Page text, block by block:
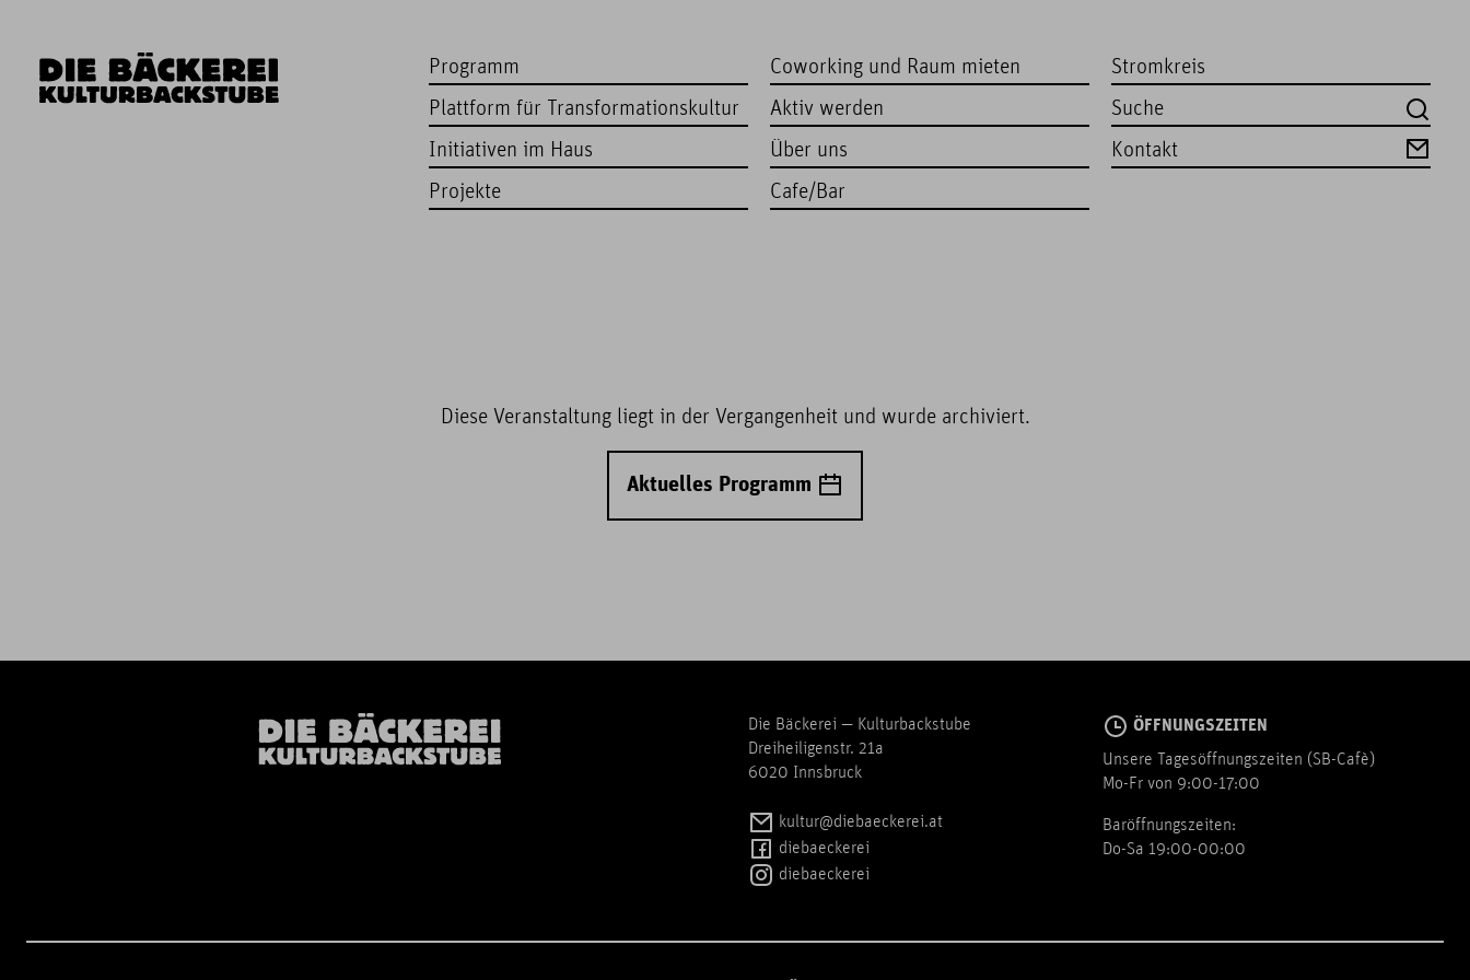
Programm
Plattform für Transformationskultur
Initiativen im Haus
Projekte
Coworking und Raum mieten
Aktiv werden
Über uns
Cafe/Bar
Stromkreis
Kontakt
Diese Veranstaltung liegt in der Vergangenheit und wurde archiviert.
Aktuelles Programm
Die Bäckerei — Kulturbackstube
Dreiheiligenstr. 21a
6020 Innsbruck
kultur@diebaeckerei.at
diebaeckerei
diebaeckerei
ÖFFNUNGSZEITEN
Unsere Tagesöffnungszeiten (SB-Cafè)
Mo-Fr von 9:00-17:00
Baröffnungszeiten:
Do-Sa 19:00-00:00